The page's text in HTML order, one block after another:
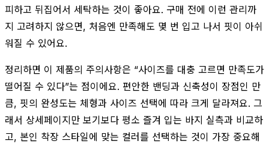
피하고 뒤집어서 세탁하는 것이 좋아요. 구매 전에 이런 관리까
지 고려하지 않으면, 처음엔 만족해도 몇 번 입고 나서 핏이 아쉬
워질 수 있어요.
정리하면 이 제품의 주의사항은 “사이즈를 대충 고르면 만족도가
떨어질 수 있다”는 점이에요. 편안한 밴딩과 신축성이 장점인 만
큼, 핏의 완성도는 체형과 사이즈 선택에 따라 크게 달라져요. 그
래서 상세페이지만 보기보다 평소 즐겨 입는 바지 실측과 비교하
고, 본인 착장 스타일에 맞는 컬러를 선택하는 것이 가장 중요해